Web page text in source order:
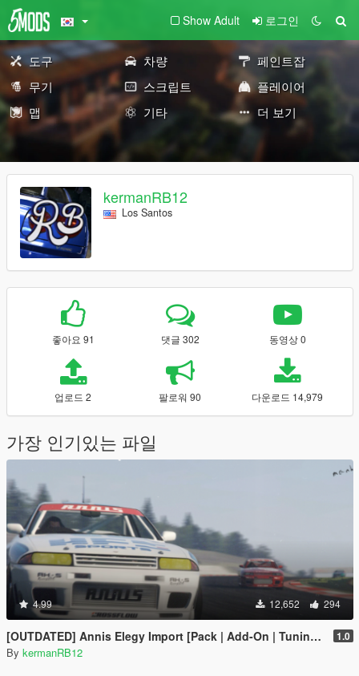
Show Adult 로그인
도구 차량
페인트잡
무기
스크립트
플레이어
맵
기타 더 보기
kermanRB12
Los Santos
좋아요 91 댓글 302 동영상 0
업로드 2 팔로워 90 다운로드 14,979
가장 인기있는 파일
4.99 12,652 294
[OUTDATED] Annis Elegy Import [Pack | Add-On | Tuning | Liveries| Wheels] 1.0
By kermanRB12